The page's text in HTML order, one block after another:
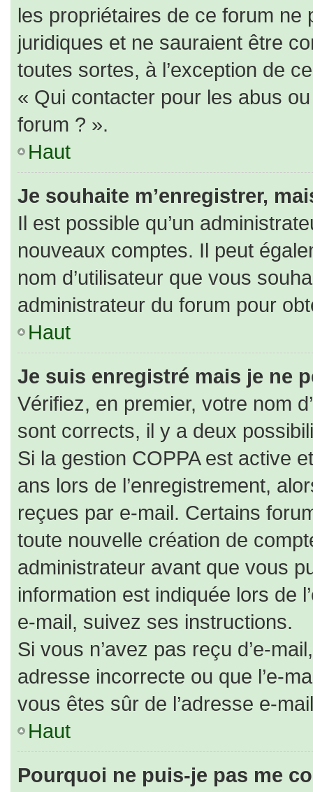
les propriétaires de ce forum
juridiques et ne sauraient être
toutes sortes, à l’exception de
« Qui contacter pour les abus
forum ? ».
Haut
Je souhaite m’enregistrer,
Il est possible qu’un
nouveaux comptes. Il peut
nom d’utilisateur que vous
administrateur du forum pour
Haut
Je suis enregistré mais je ne
Vérifiez, en premier, votre nom
sont corrects, il y a deux
Si la gestion COPPA est active
ans lors de l’enregistrement,
reçues par e-mail. Certains
toute nouvelle création de
administrateur avant que vous
information est indiquée lors de
e-mail, suivez ses instructions.
Si vous n’avez pas reçu d’e-
adresse incorrecte ou que l’e-
vous êtes sûr de l’adresse e-
Haut
Pourquoi ne puis-je pas me